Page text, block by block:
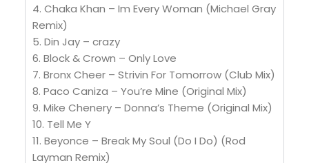
4. Chaka Khan – Im Every Woman (Michael Gray
Remix)
5. Din Jay – crazy
6. Block & Crown – Only Love
7. Bronx Cheer – Strivin For Tomorrow (Club Mix)
8. Paco Caniza – You’re Mine (Original Mix)
9. Mike Chenery – Donna’s Theme (Original Mix)
10. Tell Me Y
11. Beyonce – Break My Soul (Do I Do) (Rod
Layman Remix)